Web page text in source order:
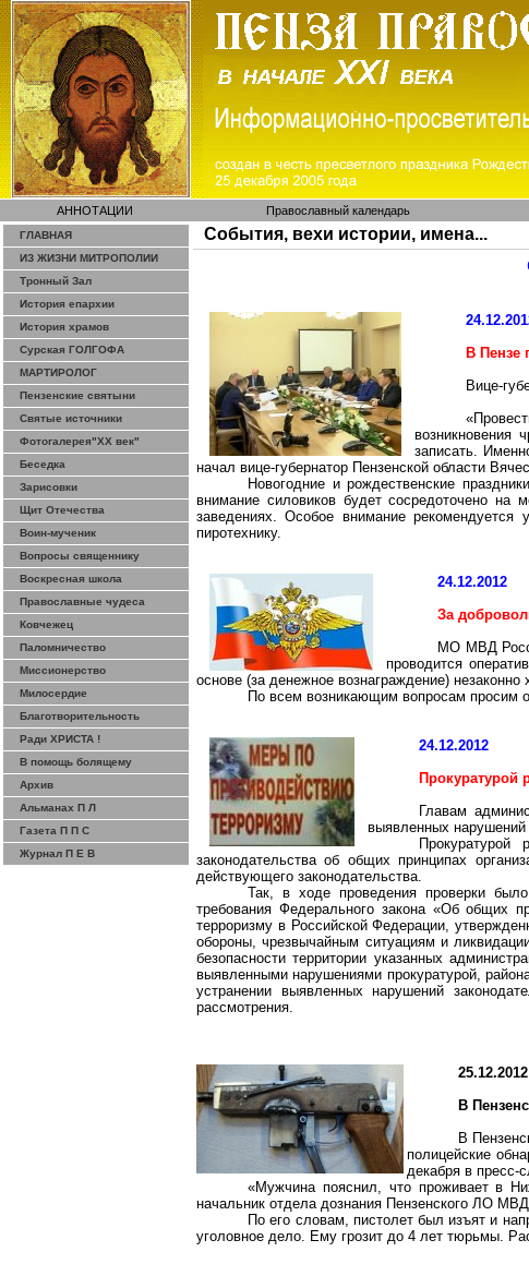
АННОТАЦИИ Православный календарь
ГЛАВНАЯ
ИЗ ЖИЗНИ МИТРОПОЛИИ
Тронный Зал
История епархии
История храмов
Сурская ГОЛГОФА
МАРТИРОЛОГ
Пензенские святыни
Святые источники
Фотогалерея"ХХ век"
Беседка
Зарисовки
Щит Отечества
Воин-мученик
Вопросы священнику
Воскресная школа
Православные чудеса
Ковчежец
Паломничество
Миссионерство
Милосердие
Благотворительность
Ради ХРИСТА !
В помощь болящему
Архив
Альманах П Л
Газета П П С
Журнал П Е В
События, вехи истории, имена...
В Пензе
Вице-
возникновения
записать.
начал вице-губернатор Пензенской области
Новогодние и рождественские
внимание силовиков будет сосредоточено
заведениях. Особое внимание
пиротехнику.
24.12.2012
За
МО МВД
проводится
основе (за денежное вознаграждение)
По всем возникающим вопросам просим
24.12.2012
Прокуратурой
Главам
выявленных нарушений
Прокуратурой
законодательства об общих принципах
действующего законодательства.
Так, в ходе проведения проверки
требования Федерального закона «Об общих
терроризму в Российской Федерации,
обороны, чрезвычайным ситуациям и
безопасности территории указанных
выявленными нарушениями прокуратурой,
устранении выявленных нарушений
рассмотрения.
25.12.2012
В
В
полицейские
декабря в
«Мужчина пояснил, что проживает в
начальник отдела дознания Пензенского ЛО МВД
По его словам, пистолет был изъят и
уголовное дело. Ему грозит до 4 лет тюрьмы.